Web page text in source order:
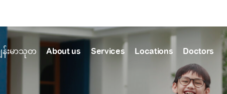
န်းမာသုတ About us Services Locations Doctors